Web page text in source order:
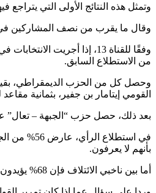
وتمثل هذه النتائج الأولى التي
وقال ما يقرب من نصف المشاركين في
من الاستطلاع السابق.
القومي إيتامار بن جفير، بثمانية
بعد ذلك، حصل حزب “الجبهة – تعال” على 6 مقاعد، وحصل كل من حزب “رعام” وحزب “الصهيونية الدينية” بزعامة بتسلئيل سموتريتش
بأنهم لا يعرفون.
أما بين ناخبي الائتلاف فإن 68% يؤيدون القانون مقابل 21% يعارضونه و11% أجابوا بأنهم لا يعرفون.